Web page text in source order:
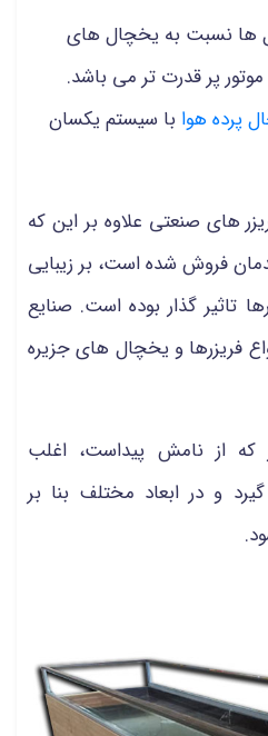
ها نسبت به یخچال های
پر قدرت تر می باشد.
پرده هوا با سیستم یکسان
های صنعتی علاوه بر این که
فروش شده است، بر زیبایی
تاثیر گذار بوده است. صنایع
فریزرها و یخچال های جزیره
از نامش پیداست، اغلب
و در ابعاد مختلف بنا بر